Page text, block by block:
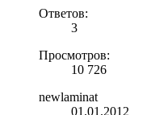
Ответов:
3
Просмотров:
10 726
newlaminat
01.01.2012